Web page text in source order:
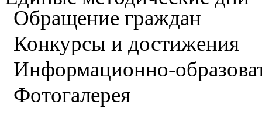
Обращение граждан
Конкурсы и достижения
Информационно-
Фотогалерея